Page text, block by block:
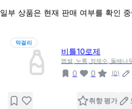
일부 상품은 현재 판매 여부를 확인
막걸리
비틀10로제
멥쌀, 누룩, 정제수, 돌배나
0 0 (0)
취향 평가